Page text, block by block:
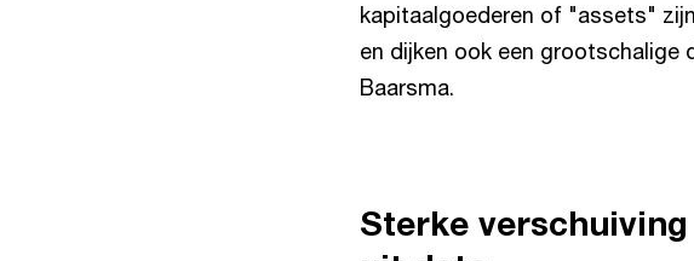
kapitaalgoederen of "assets"
en dijken ook een
Baarsma.
Sterke